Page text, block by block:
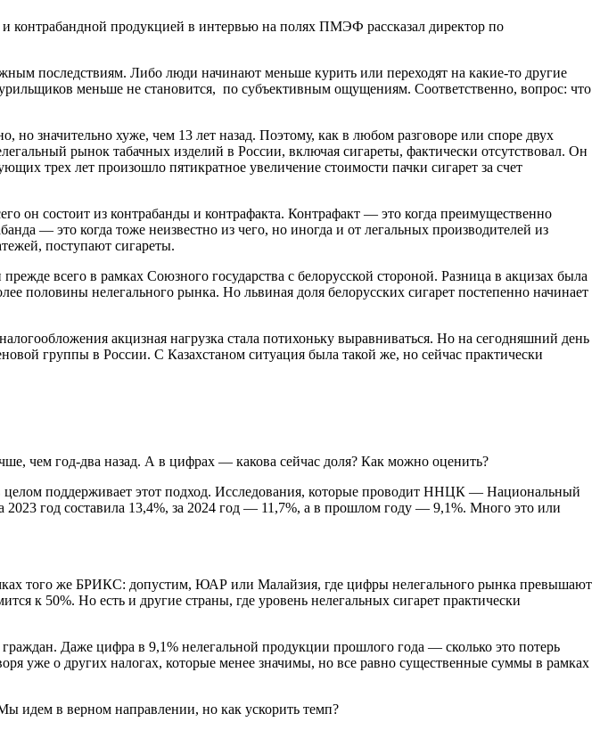
контрабандной продукцией в интервью на полях ПМЭФ рассказал директор по
последствиям. Либо люди начинают меньше курить или переходят на какие-то другие
меньше не становится, по субъективным ощущениям. Соответственно, вопрос: что
значительно хуже, чем 13 лет назад. Поэтому, как в любом разговоре или споре двух
рынок табачных изделий в России, включая сигареты, фактически отсутствовал. Он
трех лет произошло пятикратное увеличение стоимости пачки сигарет за счет
он состоит из контрабанды и контрафакта. Контрафакт — это когда преимущественно
— это когда тоже неизвестно из чего, но иногда и от легальных производителей из
поступают сигареты.
всего в рамках Союзного государства с белорусской стороной. Разница в акцизах была
половины нелегального рынка. Но львиная доля белорусских сигарет постепенно начинает
акцизная нагрузка стала потихоньку выравниваться. Но на сегодняшний день
группы в России. С Казахстаном ситуация была такой же, но сейчас практически
чем год-два назад. А в цифрах — какова сейчас доля? Как можно оценить?
поддерживает этот подход. Исследования, которые проводит ННЦК — Национальный
год составила 13,4%, за 2024 год — 11,7%, а в прошлом году — 9,1%. Много это или
того же БРИКС: допустим, ЮАР или Малайзия, где цифры нелегального рынка превышают
к 50%. Но есть и другие страны, где уровень нелегальных сигарет практически
Даже цифра в 9,1% нелегальной продукции прошлого года — сколько это потерь
уже о других налогах, которые менее значимы, но все равно существенные суммы в рамках
идем в верном направлении, но как ускорить темп?